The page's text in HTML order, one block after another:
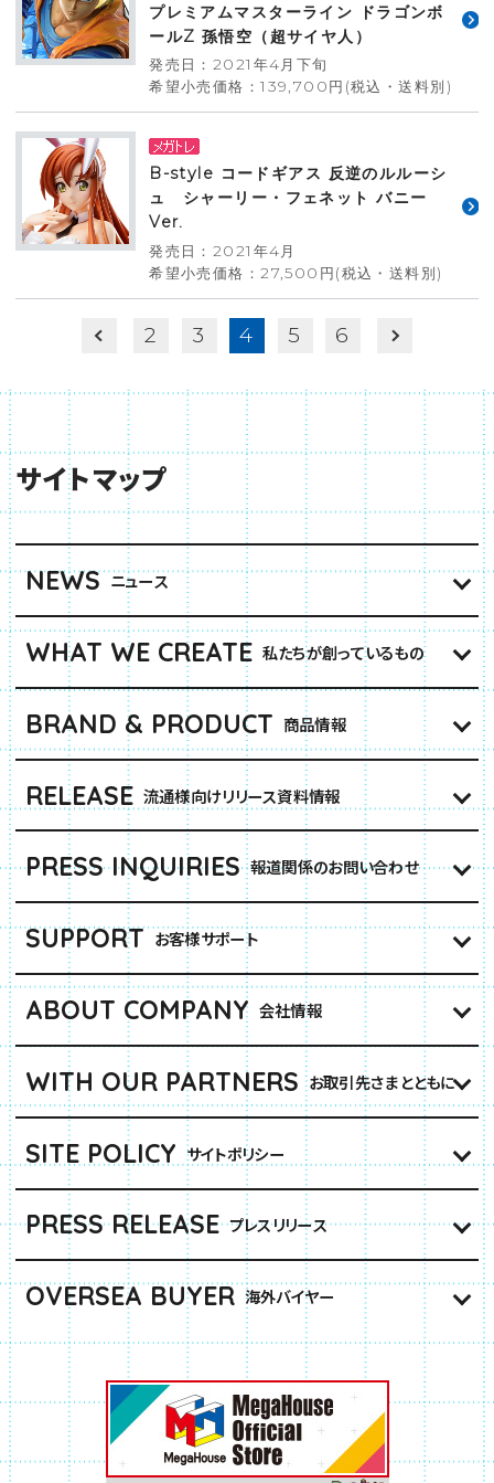
プレミアムマスターライン ドラゴンボ
ールZ 孫悟空（超サイヤ人）
発売日：2021年4月下旬
希望小売価格：139,700円(税込・送料別)
B-style コードギアス 反逆のルルーシ
ュ シャーリー・フェネット バニー
Ver.
発売日：2021年4月
希望小売価格：27,500円(税込・送料別)
2 3 4 5 6
サイトマップ
NEWS ニュース
WHAT WE CREATE 私たちが創っているもの
BRAND & PRODUCT 商品情報
RELEASE 流通様向けリリース資料情報
PRESS INQUIRIES 報道関係のお問い合わせ
SUPPORT お客様サポート
ABOUT COMPANY 会社情報
WITH OUR PARTNERS お取引先さまとともに
SITE POLICY サイトポリシー
PRESS RELEASE プレスリリース
OVERSEA BUYER 海外バイヤー